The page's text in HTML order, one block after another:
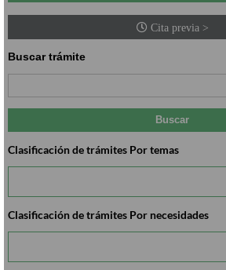
Cita previa >
Buscar trámite
Clasificación de trámites Por temas
Clasificación de trámites Por necesidades